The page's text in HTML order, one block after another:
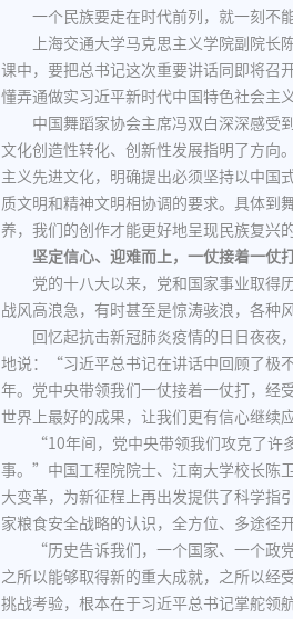
一个民族要走在时代前列，就一刻不
上海交通大学马克思主义学院副院
课中，要把总书记这次重要讲话同即将召
懂弄通做实习近平新时代中国特色社会主义
中国舞蹈家协会主席冯双白深深感受
文化创造性转化、创新性发展指明了方向
主义先进文化，明确提出必须坚持以中国
质文明和精神文明相协调的要求。具体到
养，我们的创作才能更好地呈现民族复兴
坚定信心、迎难而上，一仗接着一仗打
党的十八大以来，党和国家事业取得
战风高浪急，有时甚至是惊涛骇浪，各种
回忆起抗击新冠肺炎疫情的日日夜夜
地说：“习近平总书记在讲话中回顾了极
年。党中央带领我们一仗接着一仗打，经
世界上最好的成果，让我们更有信心继续
“10年间，党中央带领我们攻克了许
事。”中国工程院院士、江南大学校长陈
大变革，为新征程上再出发提供了科学指
家粮食安全战略的认识，全方位、多途径
“历史告诉我们，一个国家、一个政
之所以能够取得新的重大成就，之所以经
挑战考验，根本在于习近平总书记掌舵领